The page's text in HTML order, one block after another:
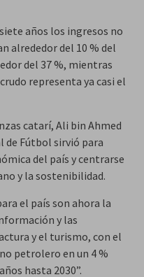
años los ingresos no
alrededor del 10 % del
del 37 %, mientras
representa ya casi el
catarí, Ali bin Ahmed
de Fútbol sirvió para
del país y centrarse
y la sostenibilidad.
el país son ahora la
y las
y el turismo, con el
petrolero en un 4 %
hasta 2030”.